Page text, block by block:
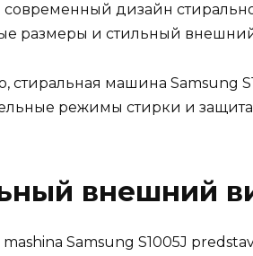
современный дизайн
размеры и стильный
стиральная машина Samsung
режимы стирки и
внешний
Samsung S1005J